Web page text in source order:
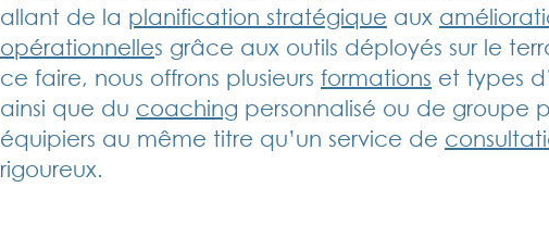
allant de la planification stratégique aux
opérationnelles grâce aux outils déployés sur le
ce faire, nous offrons plusieurs formations et types
ainsi que du coaching personnalisé ou de groupe
équipiers au même titre qu’un service de
rigoureux.